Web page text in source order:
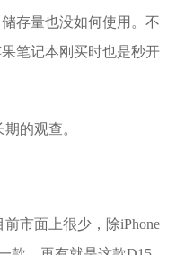
存量也没如何使用。不
笔记本刚买时也是秒开
的观查。
前市面上很少，除iPhone